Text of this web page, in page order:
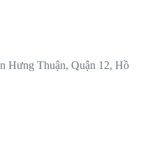
Hưng Thuận, Quận 12, Hồ